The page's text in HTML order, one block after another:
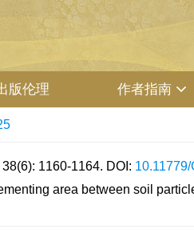
版伦理 作者指南
1160-1164. DOI:
area between soil